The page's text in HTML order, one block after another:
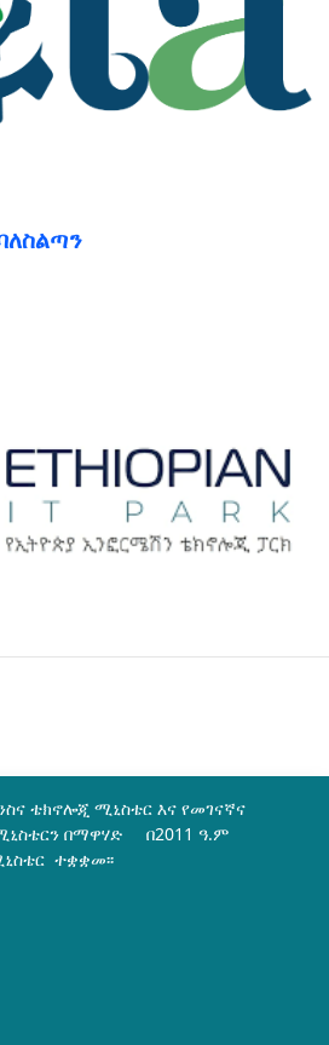
ቴክኖሎጂ ሚኒስቴር እና የመገናኛና
በማዋሃድ በ2011 ዓ.ም
ተቋቋመ፡፡